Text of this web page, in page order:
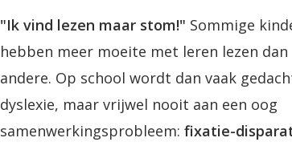
"Ik vind lezen maar stom!" Sommige
hebben meer moeite met leren lezen dan
andere. Op school wordt dan vaak
dyslexie, maar vrijwel nooit aan een oog
samenwerkingsprobleem: fixatie-